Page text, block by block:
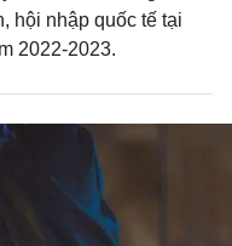
hội nhập quốc tế tại
2022-2023.